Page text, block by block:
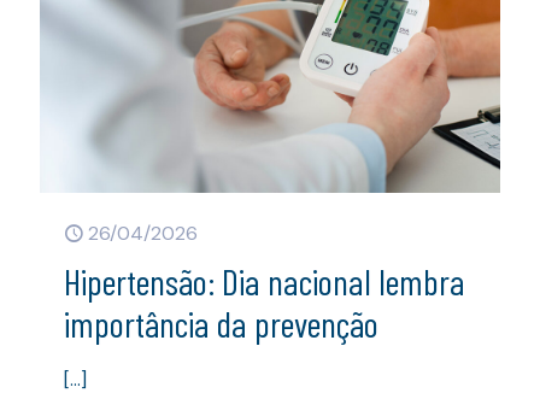
26/04/2026
Hipertensão: Dia nacional lembra
importância da prevenção
[…]